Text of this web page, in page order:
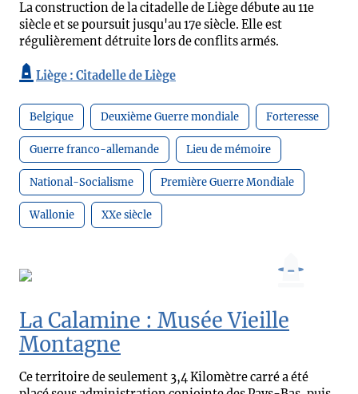
La construction de la citadelle de Liège débute au 11e
siècle et se poursuit jusqu'au 17e siècle. Elle est
régulièrement détruite lors de conflits armés.
Liège : Citadelle de Liège
Belgique Deuxième Guerre mondiale Forteresse
Guerre franco-allemande Lieu de mémoire
National-Socialisme Première Guerre Mondiale
Wallonie XXe siècle
La Calamine : Musée Vieille
Montagne
Ce territoire de seulement 3,4 Kilomètre carré a été